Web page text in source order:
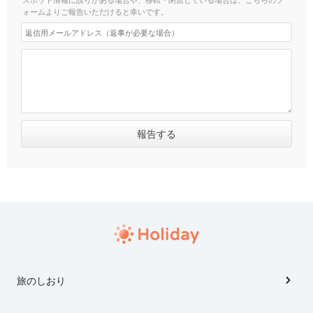
ォームよりご報告いただけると幸いです。
旅のしおり